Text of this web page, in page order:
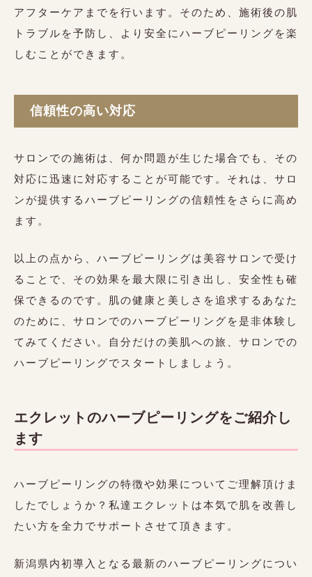
アフターケアまでを行います。そのため、施術後の肌
トラブルを予防し、より安全にハーブピーリングを楽
しむことができます。
信頼性の高い対応
サロンでの施術は、何か問題が生じた場合でも、その
対応に迅速に対応することが可能です。それは、サロ
ンが提供するハーブピーリングの信頼性をさらに高め
ます。
以上の点から、ハーブピーリングは美容サロンで受け
ることで、その効果を最大限に引き出し、安全性も確
保できるのです。肌の健康と美しさを追求するあなた
のために、サロンでのハーブピーリングを是非体験し
てみてください。自分だけの美肌への旅、サロンでの
ハーブピーリングでスタートしましょう。
エクレットのハーブピーリングをご紹介し
ます
ハーブピーリングの特徴や効果についてご理解頂けま
したでしょうか？私達エクレットは本気で肌を改善し
たい方を全力でサポートさせて頂きます。
新潟県内初導入となる最新のハーブピーリングについ